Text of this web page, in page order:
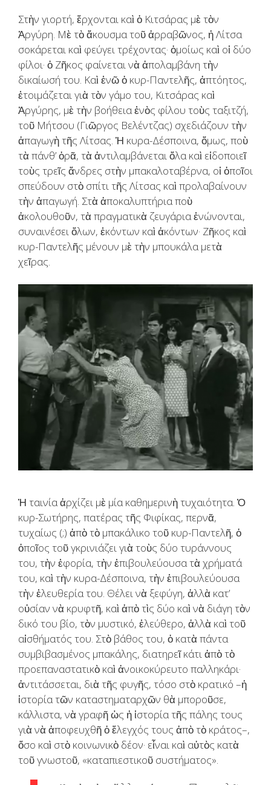
Στὴν γιορτή, ἔρχονται καὶ ὁ Κιτσάρας μὲ τὸν
Ἀργύρη. Μὲ τὸ ἄκουσμα τοῦ ἀρραβῶνος, ἡ Λίτσα
σοκάρεται καὶ φεύγει τρέχοντας· ὁμοίως καὶ οἱ δύο
φίλοι· ὁ Ζῆκος φαίνεται νὰ ἀπολαμβάνη τὴν
δικαίωσή του. Καὶ ἐνῶ ὁ κυρ-Παντελῆς, ἀπτόητος,
ἐτοιμάζεται γιὰ τὸν γάμο του, Κιτσάρας καὶ
Ἀργύρης, μὲ τὴν βοήθεια ἑνὸς φίλου τοὺς ταξιτζή,
τοῦ Μήτσου (Γιῶργος Βελέντζας) σχεδιάζουν τὴν
ἀπαγωγὴ τῆς Λίτσας. Ἡ κυρα-Δέσποινα, ὅμως, ποὺ
τὰ πάνθ’ ὁρᾶ, τὰ ἀντιλαμβάνεται ὅλα καὶ εἰδοποιεῖ
τοὺς τρεῖς ἄνδρες στὴν μπακαλοταβέρνα, οἱ ὁποῖοι
σπεύδουν στὸ σπίτι τῆς Λίτσας καὶ προλαβαίνουν
τὴν ἀπαγωγή. Στὰ ἀποκαλυπτήρια ποὺ
ἀκολουθοῦν, τὰ πραγματικὰ ζευγάρια ἑνώνονται,
συναινέσει ὅλων, ἑκόντων καὶ ἀκόντων· Ζῆκος καὶ
κυρ-Παντελῆς μένουν μὲ τὴν μπουκάλα μετὰ
χεῖρας.
Ἡ ταινία ἀρχίζει μὲ μία καθημερινὴ τυχαιότητα. Ὁ
κυρ-Σωτήρης, πατέρας τῆς Φιφίκας, περνᾶ,
τυχαίως (;) ἀπὸ τὸ μπακάλικο τοῦ κυρ-Παντελῆ, ὁ
ὁποῖος τοῦ γκρινιάζει γιὰ τοὺς δύο τυράννους
του, τὴν ἐφορία, τὴν ἐπιβουλεύουσα τὰ χρήματά
του, καὶ τὴν κυρα-Δέσποινα, τὴν ἐπιβουλεύουσα
τὴν ἐλευθερία του. Θέλει νὰ ξεφύγη, ἀλλὰ κατ’
οὐσίαν νὰ κρυφτῆ, καὶ ἀπὸ τὶς δύο καὶ νὰ διάγη τὸν
δικό του βίο, τὸν μυστικό, ἐλεύθερο, ἀλλὰ καὶ τοῦ
αἰσθήματός του. Στὸ βάθος του, ὁ κατὰ πάντα
συμβιβασμένος μπακάλης, διατηρεῖ κάτι ἀπὸ τὸ
προεπαναστατικὸ καὶ ἀνοικοκύρευτο παλληκάρι·
ἀντιτάσσεται, διὰ τῆς φυγῆς, τόσο στὸ κρατικό –ἡ
ἱστορία τῶν καταστηματαρχῶν θὰ μποροῦσε,
κάλλιστα, νὰ γραφῆ ὡς ἡ ἱστορία τῆς πάλης τους
γιὰ νὰ ἀποφευχθῆ ὁ ἔλεγχός τους ἀπὸ τὸ κράτος–,
ὅσο καὶ στὸ κοινωνικὸ δέον· εἶναι καὶ αὐτὸς κατὰ
τοῦ γνωστοῦ, «καταπιεστικοῦ συστήματος».